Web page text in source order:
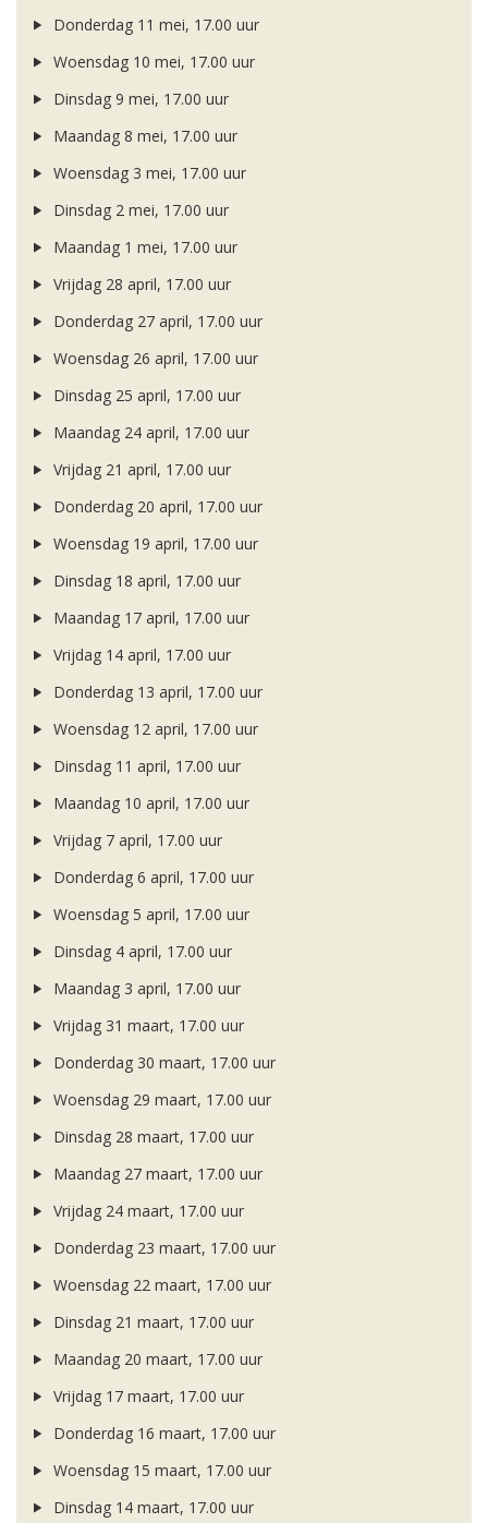
Donderdag 11 mei, 17.00 uur
Woensdag 10 mei, 17.00 uur
Dinsdag 9 mei, 17.00 uur
Maandag 8 mei, 17.00 uur
Woensdag 3 mei, 17.00 uur
Dinsdag 2 mei, 17.00 uur
Maandag 1 mei, 17.00 uur
Vrijdag 28 april, 17.00 uur
Donderdag 27 april, 17.00 uur
Woensdag 26 april, 17.00 uur
Dinsdag 25 april, 17.00 uur
Maandag 24 april, 17.00 uur
Vrijdag 21 april, 17.00 uur
Donderdag 20 april, 17.00 uur
Woensdag 19 april, 17.00 uur
Dinsdag 18 april, 17.00 uur
Maandag 17 april, 17.00 uur
Vrijdag 14 april, 17.00 uur
Donderdag 13 april, 17.00 uur
Woensdag 12 april, 17.00 uur
Dinsdag 11 april, 17.00 uur
Maandag 10 april, 17.00 uur
Vrijdag 7 april, 17.00 uur
Donderdag 6 april, 17.00 uur
Woensdag 5 april, 17.00 uur
Dinsdag 4 april, 17.00 uur
Maandag 3 april, 17.00 uur
Vrijdag 31 maart, 17.00 uur
Donderdag 30 maart, 17.00 uur
Woensdag 29 maart, 17.00 uur
Dinsdag 28 maart, 17.00 uur
Maandag 27 maart, 17.00 uur
Vrijdag 24 maart, 17.00 uur
Donderdag 23 maart, 17.00 uur
Woensdag 22 maart, 17.00 uur
Dinsdag 21 maart, 17.00 uur
Maandag 20 maart, 17.00 uur
Vrijdag 17 maart, 17.00 uur
Donderdag 16 maart, 17.00 uur
Woensdag 15 maart, 17.00 uur
Dinsdag 14 maart, 17.00 uur